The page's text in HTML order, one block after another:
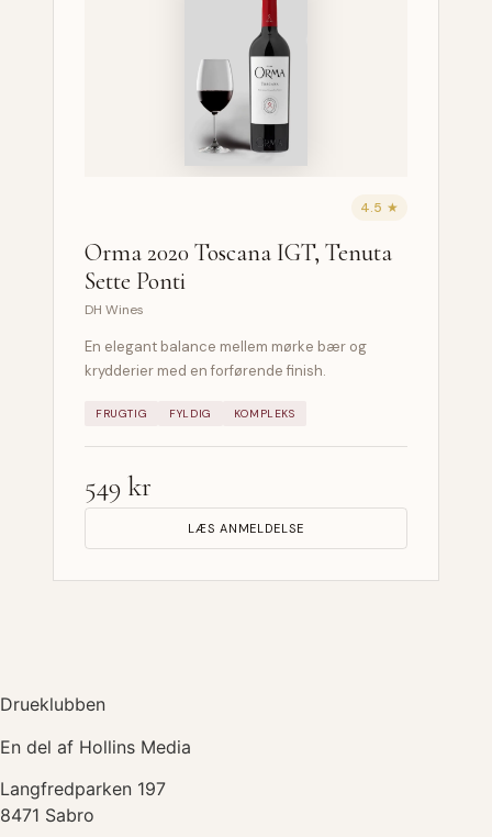
4.5 ★
Orma 2020 Toscana IGT, Tenuta
Sette Ponti
DH Wines
En elegant balance mellem mørke bær og
krydderier med en forførende finish.
FRUGTIG FYLDIG KOMPLEKS
549 kr
LÆS ANMELDELSE
Drueklubben
En del af Hollins Media
Langfredparken 197
8471 Sabro